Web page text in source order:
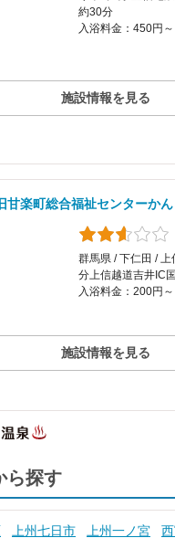
約30分
入浴料金：450円～
施設情報を見る
甘楽町総合福祉センターか
群馬県 / 下仁田 /
分上信越道吉井IC
入浴料金：200円～
施設情報を見る
ら探す
上州七日市 上州一ノ宮